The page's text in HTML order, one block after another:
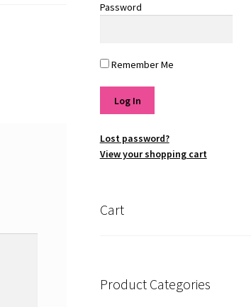
Password
Remember Me
Lost password?
View your shopping cart
Cart
Product Categories